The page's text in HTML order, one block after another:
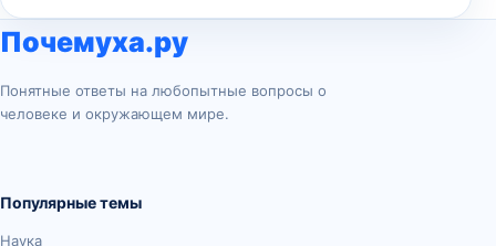
Почемуха.ру
Понятные ответы на любопытные вопросы о
человеке и окружающем мире.
Популярные темы
Наука